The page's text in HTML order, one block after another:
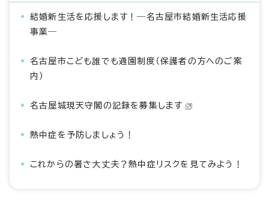
結婚新生活を応援します！―名古屋市結婚新生活応援
事業―
名古屋市こども誰でも通園制度（保護者の方へのご案
内）
名古屋城現天守閣の記録を募集します
熱中症を予防しましょう！
これからの暑さ大丈夫？熱中症リスクを見てみよう！